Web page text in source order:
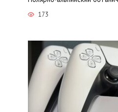
173